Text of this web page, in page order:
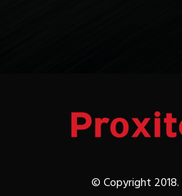
© Copyright